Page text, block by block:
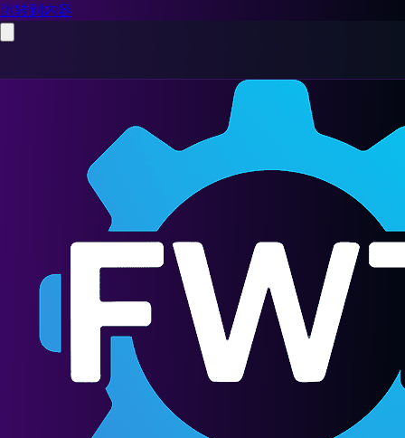
跳转到内容